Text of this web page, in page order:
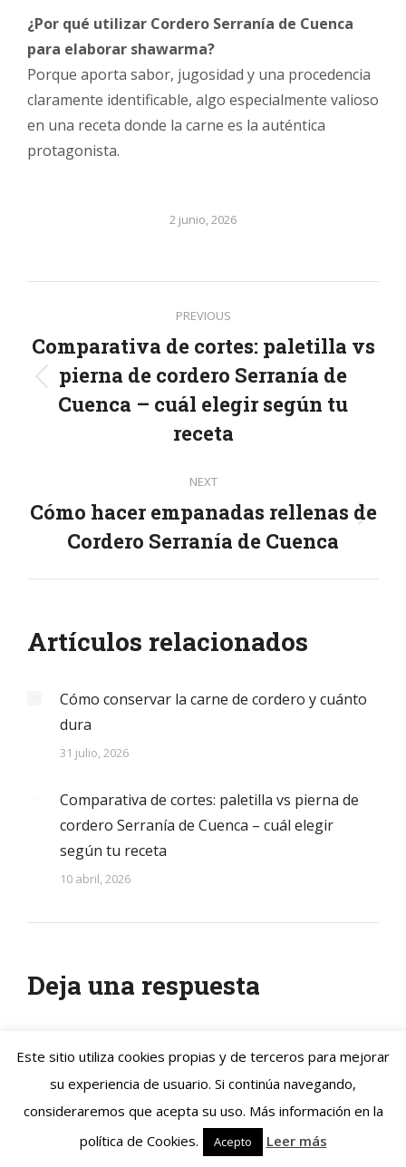
¿Por qué utilizar Cordero Serranía de Cuenca
para elaborar shawarma?
Porque aporta sabor, jugosidad y una procedencia
claramente identificable, algo especialmente valioso
en una receta donde la carne es la auténtica
protagonista.
2 junio, 2026
navigation
PREVIOUS
Previous
post:
Comparativa de cortes: paletilla vs
pierna de cordero Serranía de
Cuenca – cuál elegir según tu
receta
NEXT
Next
post:
Cómo hacer empanadas rellenas de
Cordero Serranía de Cuenca
Artículos relacionados
Cómo conservar la carne de cordero y cuánto
dura
31 julio, 2026
Comparativa de cortes: paletilla vs pierna de
cordero Serranía de Cuenca – cuál elegir
según tu receta
10 abril, 2026
Deja una respuesta
marked*
Comment
Este sitio utiliza cookies propias y de terceros para mejorar
su experiencia de usuario. Si continúa navegando,
consideraremos que acepta su uso. Más información en la
política de Cookies.
Acepto Leer más